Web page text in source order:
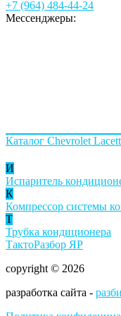
+7 (964) 484-44-24
Мессенджеры:
Каталог Chevrolet
И
Испаритель
К
Компрессор системы
Т
Трубка кондиционера
ТактоРазбор ЯР
copyright © 2026
разработка сайта -